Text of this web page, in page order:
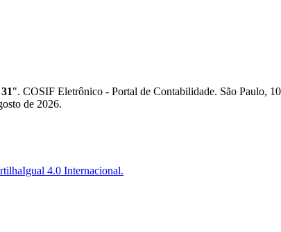
". COSIF Eletrônico - Portal de Contabilidade. São Paulo,
de 2026.
4.0 Internacional.